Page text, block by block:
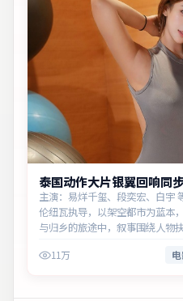
泰国动作大片银翼回响同
主演：易烊千玺、段奕宏、白
伦纽瓦执导，以架空都市为蓝本
与归乡的旅途中，叙事围绕人物
现实意义。
11万